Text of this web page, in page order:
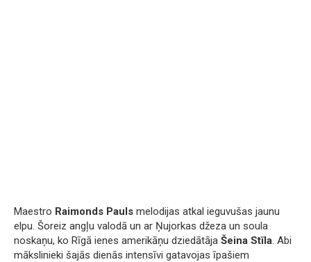
Maestro Raimonds Pauls melodijas atkal ieguvušas jaunu
elpu. Šoreiz angļu valodā un ar Ņujorkas džeza un soula
noskaņu, ko Rīgā ienes amerikāņu dziedātāja Šeina Stīla. Abi
mākslinieki šajās dienās intensīvi gatavojas īpašiem